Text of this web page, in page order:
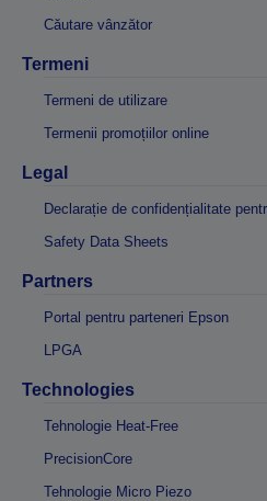
Căutare vânzător
Termeni
Termeni de utilizare
Termenii promoțiilor online
Legal
Declarație de confidențialitate
Safety Data Sheets
Partners
Portal pentru parteneri Epson
LPGA
Technologies
Tehnologie Heat-Free
PrecisionCore
Tehnologie Micro Piezo